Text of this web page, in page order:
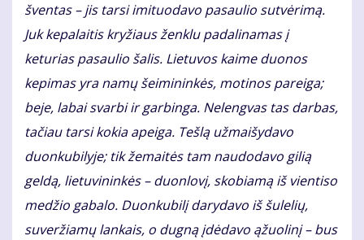
šventas – jis tarsi imituodavo pasaulio sutvėrimą.
Juk kepalaitis kryžiaus ženklu padalinamas į
keturias pasaulio šalis. Lietuvos kaime duonos
kepimas yra namų šeimininkės, motinos pareiga;
beje, labai svarbi ir garbinga. Nelengvas tas darbas,
tačiau tarsi kokia apeiga. Tešlą užmaišydavo
duonkubilyje; tik žemaitės tam naudodavo gilią
geldą, lietuvininkės – duonlovį, skobiamą iš vientiso
medžio gabalo. Duonkubilį darydavo iš šulelių,
suveržiamų lankais, o dugną įdėdavo ąžuolinį – bus